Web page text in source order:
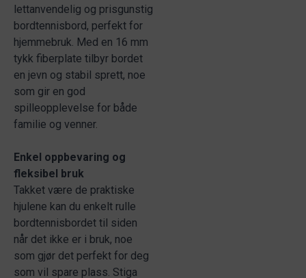
lettanvendelig og prisgunstig
bordtennisbord, perfekt for
hjemmebruk. Med en 16 mm
tykk fiberplate tilbyr bordet
en jevn og stabil sprett, noe
som gir en god
spilleopplevelse for både
familie og venner.
Enkel oppbevaring og
fleksibel bruk
Takket være de praktiske
hjulene kan du enkelt rulle
bordtennisbordet til siden
når det ikke er i bruk, noe
som gjør det perfekt for deg
som vil spare plass. Stiga